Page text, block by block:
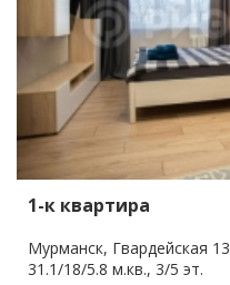
1-к квартира
Мурманск, Гвардейская 13
31.1/18/5.8 м.кв., 3/5 эт.